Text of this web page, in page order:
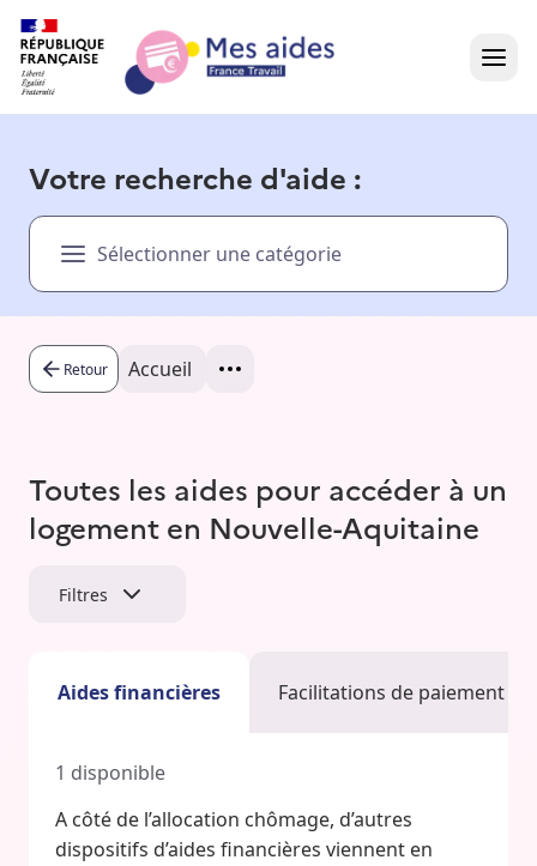
Présentation vidéo
Besoin d'aide ?
Votre recherche d'aide :
Sélectionner une catégorie
Retour Accueil
Toutes les aides pour accéder à un
logement en Nouvelle-Aquitaine
Filtres
Aides financières Facilitations de paiement
1 disponible
A côté de l’allocation chômage, d’autres
dispositifs d’aides financières viennent en